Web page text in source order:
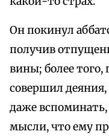
Он покинул
получив
вины; более того,
совершил деяния,
даже вспоминать,
мысли, что ему